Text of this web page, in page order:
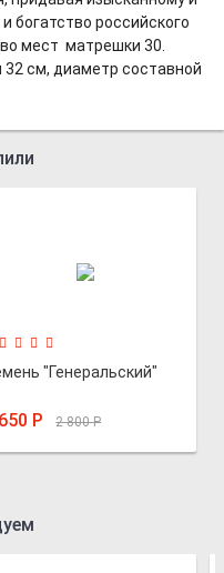
богатство российского
мест матрешки 30.
см, диаметр составной
"Генеральский"
Р 2 800Р